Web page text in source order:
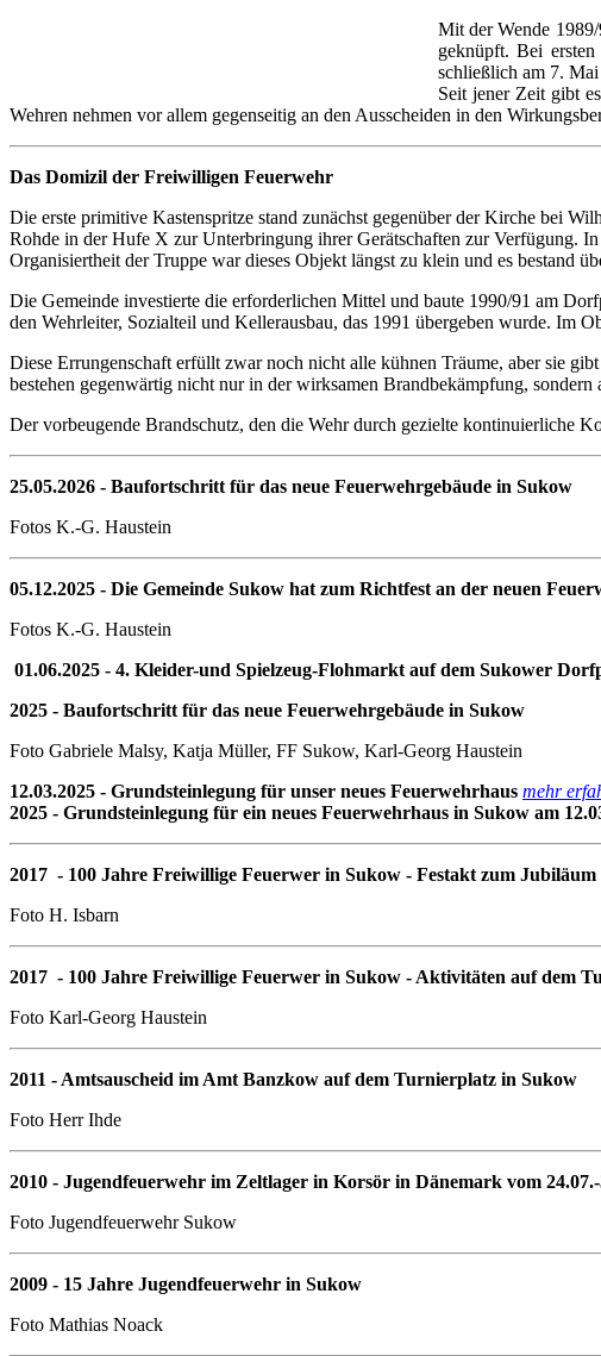
Mit der Wende
geknüpft. Bei
schließlich am 7. Mai
Seit jener Zeit gibt
Wehren nehmen vor allem gegenseitig an den Ausscheiden in den
Das Domizil der Freiwilligen Feuerwehr
Die erste primitive Kastenspritze stand zunächst gegenüber der Kirche bei
Rohde in der Hufe X zur Unterbringung ihrer Gerätschaften zur Verfügung.
Organisiertheit der Truppe war dieses Objekt längst zu klein und es bestand
Die Gemeinde investierte die erforderlichen Mittel und baute 1990/91 am
den Wehrleiter, Sozialteil und Kellerausbau, das 1991 übergeben wurde. Im
Diese Errungenschaft erfüllt zwar noch nicht alle kühnen Träume, aber sie
bestehen gegenwärtig nicht nur in der wirksamen Brandbekämpfung,
Der vorbeugende Brandschutz, den die Wehr durch gezielte kontinuierliche
25.05.2026 - Baufortschritt für das neue Feuerwehrgebäude in Sukow
Fotos K.-G. Haustein
05.12.2025 - Die Gemeinde Sukow hat zum Richtfest an der neuen
Fotos K.-G. Haustein
01.06.2025 - 4. Kleider-und Spielzeug-Flohmarkt auf dem Sukower
2025 - Baufortschritt für das neue Feuerwehrgebäude in Sukow
Foto Gabriele Malsy, Katja Müller, FF Sukow, Karl-Georg Haustein
12.03.2025 - Grundsteinlegung für unser neues Feuerwehrhaus mehr
2025 - Grundsteinlegung für ein neues Feuerwehrhaus in Sukow am
2017 - 100 Jahre Freiwillige Feuerwer in Sukow - Festakt zum Jubiläum
Foto H. Isbarn
2017 - 100 Jahre Freiwillige Feuerwer in Sukow - Aktivitäten auf dem
Foto Karl-Georg Haustein
2011 - Amtsauscheid im Amt Banzkow auf dem Turnierplatz in Sukow
Foto Herr Ihde
2010 - Jugendfeuerwehr im Zeltlager in Korsör in Dänemark vom 24.07.-
Foto Jugendfeuerwehr Sukow
2009 - 15 Jahre Jugendfeuerwehr in Sukow
Foto Mathias Noack